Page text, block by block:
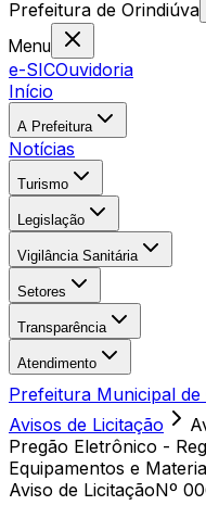
Prefeitura de Orindiúva
Menu
e-SICOuvidoria
Início
A Prefeitura
Notícias
Turismo
Legislação
Vigilância Sanitária
Setores
Transparência
Atendimento
Prefeitura Municipal de
Avisos de Licitação
Pregão Eletrônico -
Equipamentos e
Aviso de LicitaçãoNº